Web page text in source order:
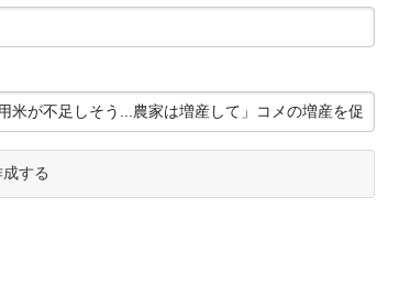
する